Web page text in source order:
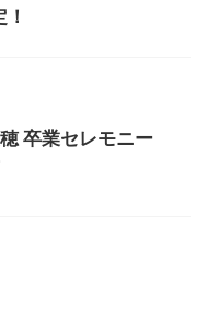
卒業セレモニー